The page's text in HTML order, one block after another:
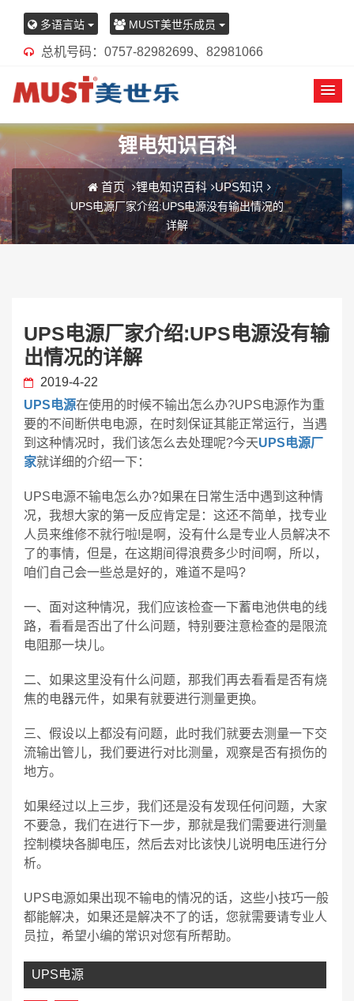
多语言站 MUST美世乐成员
总机号码：0757-82982699、82981066
锂电知识百科
首页 锂电知识百科 UPS知识
UPS电源厂家介绍:UPS电源没有输出情况的
详解
UPS电源厂家介绍:UPS电源没有输
出情况的详解
2019-4-22
UPS电源在使用的时候不输出怎么办?UPS电源作为重
要的不间断供电电源，在时刻保证其能正常运行，当遇
到这种情况时，我们该怎么去处理呢?今天UPS电源厂
家就详细的介绍一下：
UPS电源不输电怎么办?如果在日常生活中遇到这种情
况，我想大家的第一反应肯定是：这还不简单，找专业
人员来维修不就行啦!是啊，没有什么是专业人员解决不
了的事情，但是，在这期间得浪费多少时间啊，所以，
咱们自己会一些总是好的，难道不是吗?
一、面对这种情况，我们应该检查一下蓄电池供电的线
路，看看是否出了什么问题，特别要注意检查的是限流
电阻那一块儿。
二、如果这里没有什么问题，那我们再去看看是否有烧
焦的电器元件，如果有就要进行测量更换。
三、假设以上都没有问题，此时我们就要去测量一下交
流输出管儿，我们要进行对比测量，观察是否有损伤的
地方。
如果经过以上三步，我们还是没有发现任何问题，大家
不要急，我们在进行下一步，那就是我们需要进行测量
控制模块各脚电压，然后去对比该快儿说明电压进行分
析。
UPS电源如果出现不输电的情况的话，这些小技巧一般
都能解决，如果还是解决不了的话，您就需要请专业人
员拉，希望小编的常识对您有所帮助。
UPS电源